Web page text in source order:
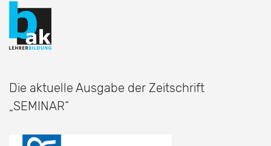
Die aktuelle Ausgabe der Zeitschrift
„SEMINAR“